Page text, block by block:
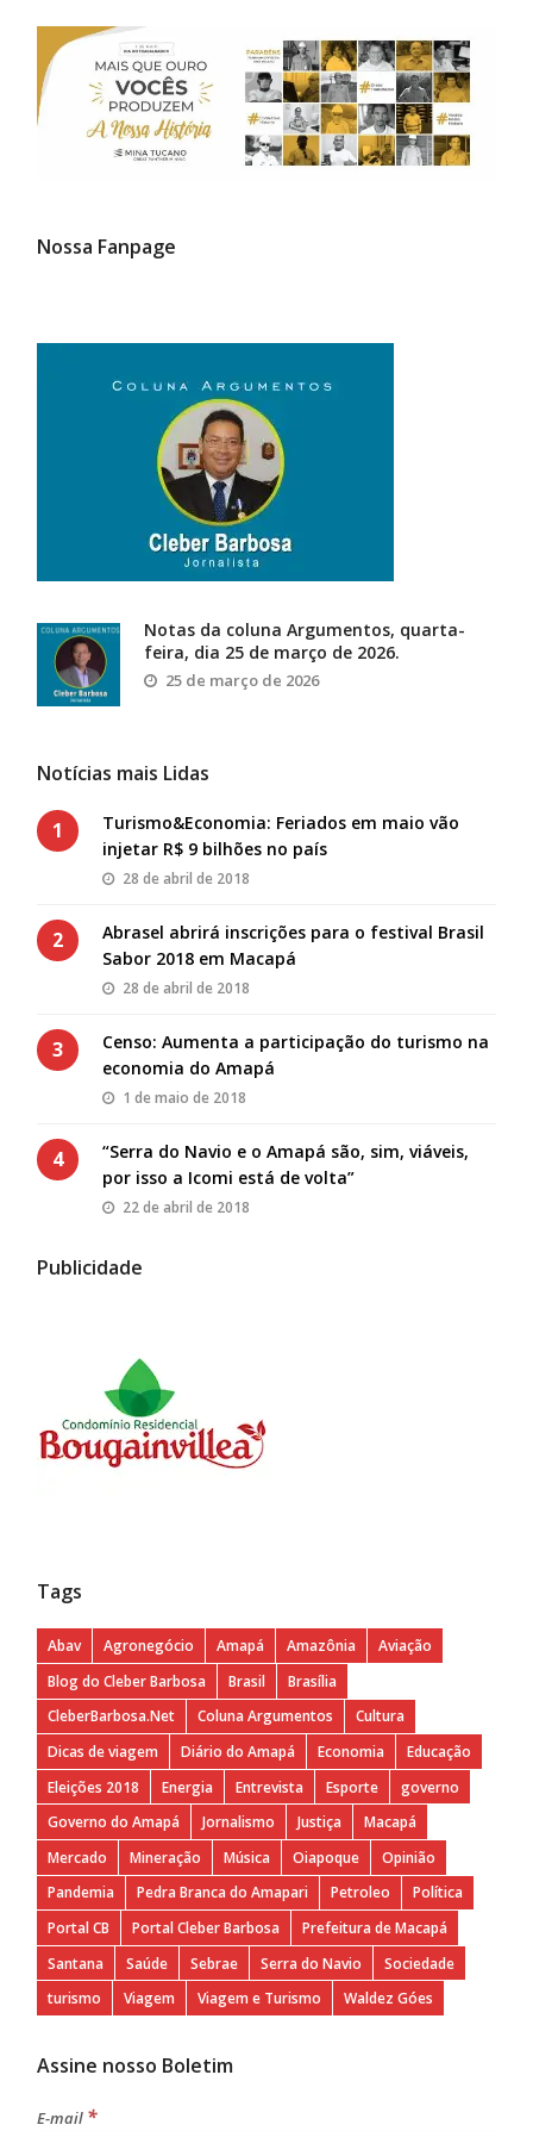
Nossa Fanpage
Notas da coluna Argumentos, quarta-
feira, dia 25 de março de 2026.
25 de março de 2026
Notícias mais Lidas
1
Turismo&Economia: Feriados em maio vão
injetar R$ 9 bilhões no país
28 de abril de 2018
2
Abrasel abrirá inscrições para o festival Brasil
Sabor 2018 em Macapá
28 de abril de 2018
3
Censo: Aumenta a participação do turismo na
economia do Amapá
1 de maio de 2018
4
“Serra do Navio e o Amapá são, sim, viáveis,
por isso a Icomi está de volta”
22 de abril de 2018
Publicidade
Tags
Abav Agronegócio Amapá Amazônia
Aviação
Blog do Cleber Barbosa
Brasil
Brasília
CleberBarbosa.Net
Coluna Argumentos
Cultura
Dicas de viagem
Diário do Amapá Economia
Educação
Eleições 2018
Energia Entrevista Esporte
governo
Governo do Amapá
Jornalismo Justiça
Macapá
Mercado
Mineração Música Oiapoque
Opinião
Pandemia
Pedra Branca do Amapari Petroleo
Política
Portal CB
Portal Cleber Barbosa
Prefeitura de Macapá
Santana
Saúde Sebrae Serra do Navio
Sociedade
turismo
Viagem Viagem e Turismo Waldez Góes
Assine nosso Boletim
E-mail *